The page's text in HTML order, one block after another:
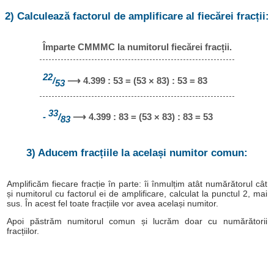
2) Calculează factorul de amplificare al fiecărei fracții:
Împarte CMMMC la numitorul fiecărei fracții.
22/53 ⟶ 4.399 : 53 = (53 × 83) : 53 = 83
- 33/83 ⟶ 4.399 : 83 = (53 × 83) : 83 = 53
3) Aducem fracțiile la același numitor comun:
Amplificăm fiecare fracție în parte: îi înmulțim atât numărătorul cât
și numitorul cu factorul ei de amplificare, calculat la punctul 2, mai
sus. În acest fel toate fracțiile vor avea același numitor.
Apoi păstrăm numitorul comun și lucrăm doar cu numărătorii
fracțiilor.